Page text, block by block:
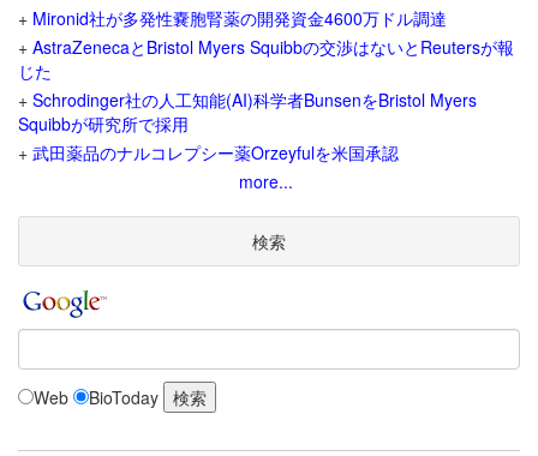
+ Mironid社が多発性嚢胞腎薬の開発資金4600万ドル調達
+ AstraZenecaとBristol Myers Squibbの交渉はないとReutersが報
じた
+ Schrodinger社の人工知能(AI)科学者BunsenをBristol Myers
Squibbが研究所で採用
+ 武田薬品のナルコレプシー薬Orzeyfulを米国承認
more...
検索
Web BioToday